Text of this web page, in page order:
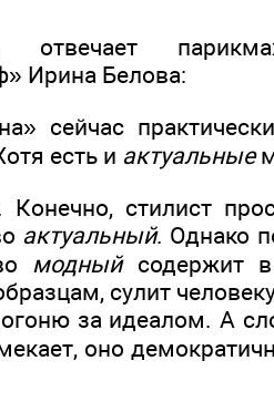
Ирина Белова:
сейчас
есть и актуальные
Конечно, стилист
актуальный. Однако
модныйсодержит в
сулит
за идеалом. А
оно